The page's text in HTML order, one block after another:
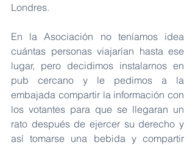
Londres.
En la Asociación no teníamos idea
cuántas personas viajarían hasta ese
lugar, pero decidimos instalarnos en
pub cercano y le pedimos a la
embajada compartir la información con
los votantes para que se llegaran un
rato después de ejercer su derecho y
así tomarse una bebida y compartir